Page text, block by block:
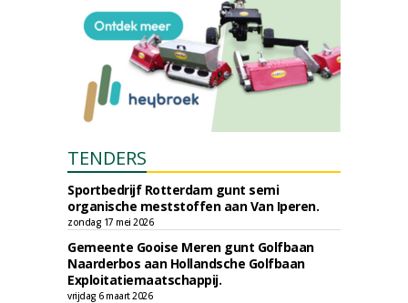
TENDERS
Sportbedrijf Rotterdam gunt semi
organische meststoffen aan Van Iperen.
zondag 17 mei 2026
Gemeente Gooise Meren gunt Golfbaan
Naarderbos aan Hollandsche Golfbaan
Exploitatiemaatschappij.
vrijdag 6 maart 2026